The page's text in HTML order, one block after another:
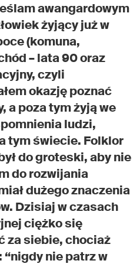
awangardowym
żyjący już w
(komuna,
– lata 90 oraz
czyli
okazję poznać
a poza tym żyją we
ludzi,
tym świecie. Folklor
do groteski, aby nie
do rozwijania
dużego znaczenia
Dzisiaj w czasach
ciężko się
za siebie, chociaż
nie patrz w